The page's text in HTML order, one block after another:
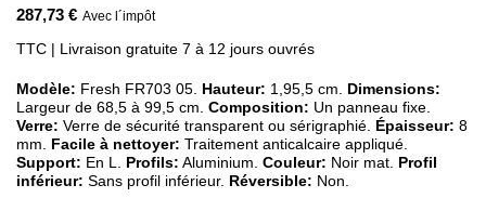
287,73 € Avec l´impôt
TTC | Livraison gratuite 7 à 12 jours ouvrés
Modèle: Fresh FR703 05. Hauteur: 1,95,5 cm. Dimensions:
Largeur de 68,5 à 99,5 cm. Composition: Un panneau fixe.
Verre: Verre de sécurité transparent ou sérigraphié. Épaisseur: 8
mm. Facile à nettoyer: Traitement anticalcaire appliqué.
Support: En L. Profils: Aluminium. Couleur: Noir mat. Profil
inférieur: Sans profil inférieur. Réversible: Non.